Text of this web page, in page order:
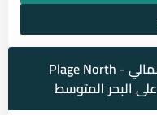
مشروع بلاج ماونتن فيو الساحل الشمالي - Plage North